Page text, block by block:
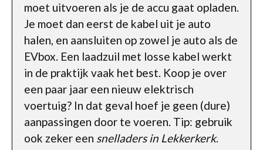
moet uitvoeren als je de accu gaat opladen.
Je moet dan eerst de kabel uit je auto
halen, en aansluiten op zowel je auto als de
EVbox. Een laadzuil met losse kabel werkt
in de praktijk vaak het best. Koop je over
een paar jaar een nieuw elektrisch
voertuig? In dat geval hoef je geen (dure)
aanpassingen door te voeren. Tip: gebruik
ook zeker een snelladers in Lekkerkerk.